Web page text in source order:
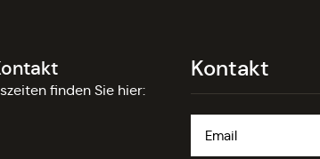
finden Sie hier:
Kontakt